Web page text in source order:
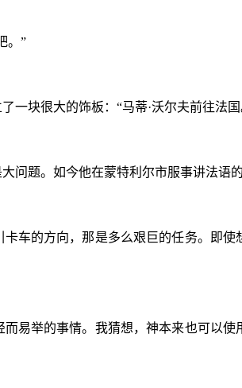
。”
块很大的饰板：“马蒂·沃尔夫前往法
问题。如今他在蒙特利尔市服事讲法语
车的方向，那是多么艰巨的任务。即
易举的事情。我猜想，神本来也可以